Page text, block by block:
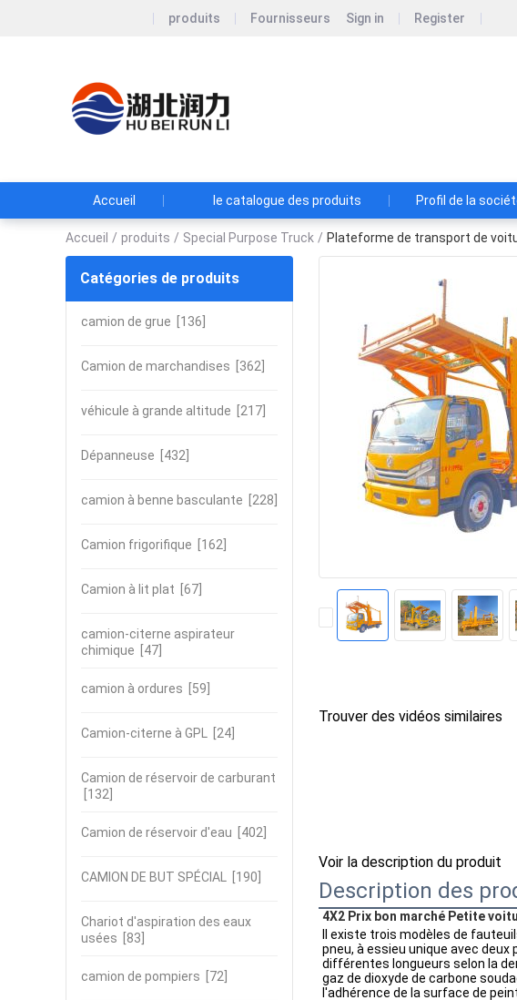
produits Fournisseurs Sign in Register
Accueil le catalogue des produits Profil de la
Accueil / produits / Special Purpose Truck / Plateforme de transport de
Catégories de produits
camion de grue [136]
Camion de marchandises [362]
véhicule à grande altitude [217]
Dépanneuse [432]
camion à benne basculante [228]
Camion frigorifique [162]
Camion à lit plat [67]
camion-citerne aspirateur
chimique [47]
camion à ordures [59]
Camion-citerne à GPL [24]
Camion de réservoir de carburant
[132]
Camion de réservoir d'eau [402]
CAMION DE BUT SPÉCIAL [190]
Chariot d'aspiration des eaux
usées [83]
camion de pompiers [72]
Trouver des vidéos similaires
Voir la description du produit
Description des
4X2 Prix bon marché Petite
Il existe trois modèles de
pneu, à essieu unique avec
différentes longueurs selon la
gaz de dioxyde de carbone
l'adhérence de la surface de